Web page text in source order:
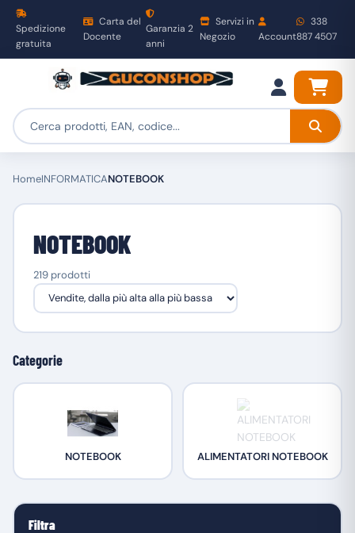
Spedizione
gratuita
Carta del
Docente
Garanzia 2
anni
Servizi in
Negozio
Account
338
887 4507
HomeINFORMATICANOTEBOOK
NOTEBOOK
219 prodotti
Categorie
NOTEBOOK ALIMENTATORI NOTEBOOK
Filtra